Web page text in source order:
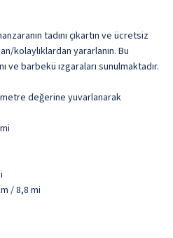
tadını çıkartın ve ücretsiz
kolaylıklardan yararlanın. Bu
barbekü ızgaraları sunulmaktadır.
değerine yuvarlanarak
/ 8,8 mi